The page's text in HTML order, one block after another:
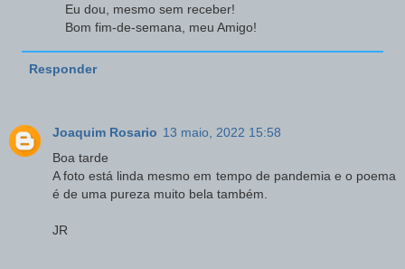
Eu dou, mesmo sem receber!
Bom fim-de-semana, meu Amigo!
Responder
Joaquim Rosario 13 maio, 2022 15:58
Boa tarde
A foto está linda mesmo em tempo de pandemia e o poema
é de uma pureza muito bela também.
JR